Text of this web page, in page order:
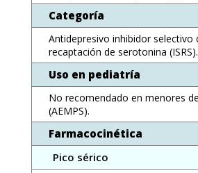
Categoría
Antidepresivo inhibidor selectivo
recaptación de serotonina (ISRS).
Uso en pediatría
No recomendado en menores
(AEMPS).
Farmacocinética
Pico sérico